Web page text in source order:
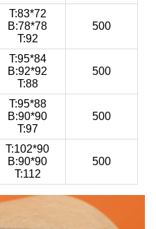
T:83*72
B:78*78
T:92
500
T:95*84
B:92*92
T:88
500
T:95*88
B:90*90
T:97
500
T:102*90
B:90*90
T:112
500